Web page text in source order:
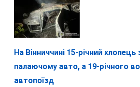
На Вінниччині 15-річний хлопець
палаючому авто, а 19-річного
автопоїзд